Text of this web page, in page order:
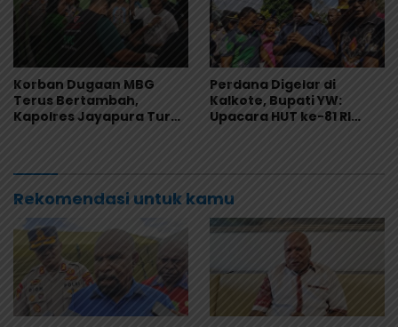
Korban Dugaan MBG
Terus Bertambah,
Kapolres Jayapura Turun
Perdana Digelar di
Kalkote, Bupati YW:
Upacara HUT ke-81 RI
Rekomendasi untuk kamu